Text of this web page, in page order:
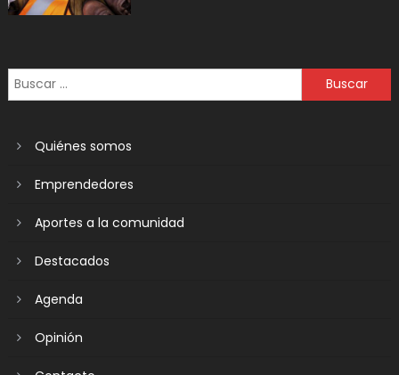
Quiénes somos
Emprendedores
Aportes a la comunidad
Destacados
Agenda
Opinión